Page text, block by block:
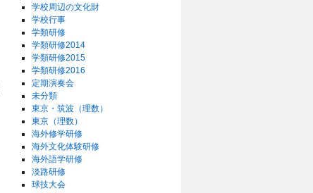
学校周辺の文化財
学校行事
学類研修
学類研修2014
学類研修2015
学類研修2016
定期演奏会
未分類
東京・筑波（理数）
東京（理数）
海外修学研修
海外文化体験研修
海外語学研修
淡路研修
球技大会